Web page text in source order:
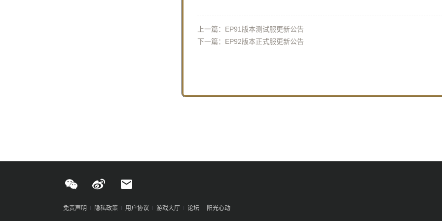
上一篇：EP91版本测试服更新公告
下一篇：EP92版本正式服更新公告
免责声明 隐私政策 用户协议 游戏大厅 论坛 阳光心动